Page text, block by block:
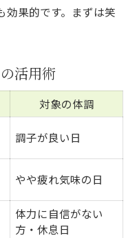
効果的です。まずは笑
活用術
対象の体調
調子が良い日
やや疲れ気味の日
体力に自信がない
方・休息日